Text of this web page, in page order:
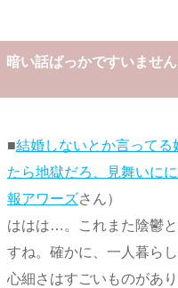
暗い話ばっかですいません
■結婚しないとか言ってる
たら地獄だろ、見舞いに
報アワーズさん）
ははは…。これまた陰鬱
すね。確かに、一人暮ら
心細さはすごいものがあ